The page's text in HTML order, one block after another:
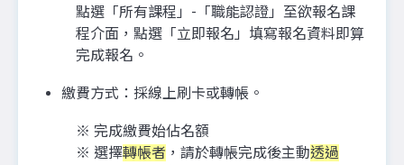
點選「所有課程」-「職能認證」至欲報名課
程介面，點選「立即報名」填寫報名資料即算
完成報名。
繳費方式：採線上刷卡或轉帳。
※ 完成繳費始佔名額
※ 選擇轉帳者 ，請於轉帳完成後主動透過